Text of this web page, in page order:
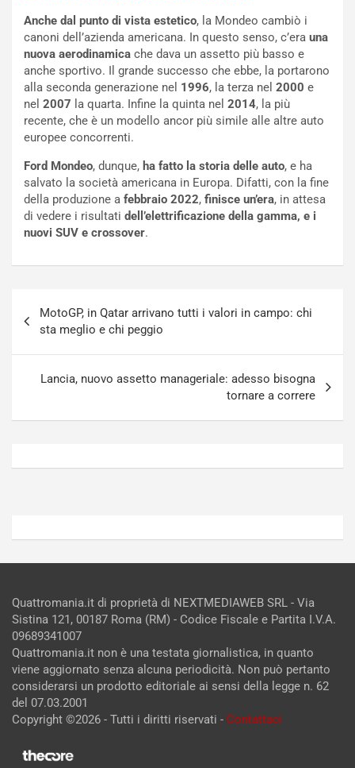
Anche dal punto di vista estetico, la Mondeo cambiò i
canoni dell’azienda americana. In questo senso, c’era una
nuova aerodinamica che dava un assetto più basso e
anche sportivo. Il grande successo che ebbe, la portarono
alla seconda generazione nel 1996, la terza nel 2000 e
nel 2007 la quarta. Infine la quinta nel 2014, la più
recente, che è un modello ancor più simile alle altre auto
europee concorrenti.
Ford Mondeo, dunque, ha fatto la storia delle auto, e ha
salvato la società americana in Europa. Difatti, con la fine
della produzione a febbraio 2022, finisce un’era, in attesa
di vedere i risultati dell’elettrificazione della gamma, e i
nuovi SUV e crossover.
articoli
MotoGP, in Qatar arrivano tutti i valori in campo: chi
sta meglio e chi peggio
Lancia, nuovo assetto manageriale: adesso bisogna
tornare a correre
c
a
o
N
o
n
P
R
Agosto
Admin
c
e
a
C
o
s
N
o
u
S
p
Agosto
Admin
Quattromania.it di proprietà di NEXTMEDIAWEB SRL - Via
Sistina 121, 00187 Roma (RM) - Codice Fiscale e Partita I.V.A.
09689341007
Quattromania.it non è una testata giornalistica, in quanto
viene aggiornato senza alcuna periodicità. Non può pertanto
considerarsi un prodotto editoriale ai sensi della legge n. 62
del 07.03.2001
Copyright ©2026 - Tutti i diritti riservati - Contattaci